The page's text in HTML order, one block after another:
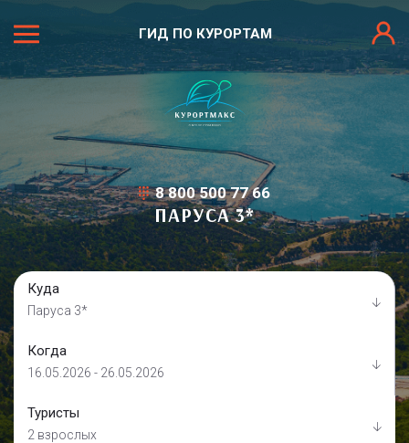
ГИД ПО КУРОРТАМ
8 800 500 77 66
ПАРУСА 3*
Куда
Паруса 3*
Когда
16.05.2026 - 26.05.2026
Туристы
2 взрослых